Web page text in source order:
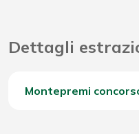
Dettagli
Montepremi